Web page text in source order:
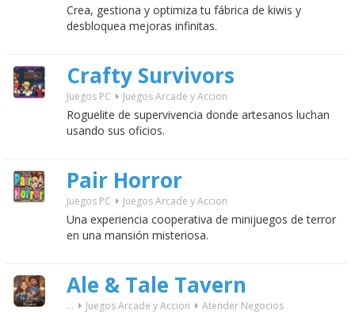
Crea, gestiona y optimiza tu fábrica de kiwis y
desbloquea mejoras infinitas.
Crafty Survivors
Juegos PC Juegos Arcade y Accion
Roguelite de supervivencia donde artesanos luchan
usando sus oficios.
Pair Horror
Juegos PC Juegos Arcade y Accion
Una experiencia cooperativa de minijuegos de terror
en una mansión misteriosa.
Ale & Tale Tavern
... Juegos Arcade y Accion Atender Negocios